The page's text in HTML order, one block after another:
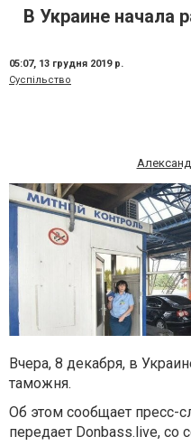
В Украине начала
05:07, 13 грудня 2019 р.
Суспільство
Вчера, 8 декабря, в
таможня.
Об этом сообщает пресс-
передает Donbass.live, со